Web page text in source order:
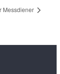
Messdiener